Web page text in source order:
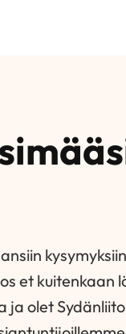
et kuitenkaan
ja olet